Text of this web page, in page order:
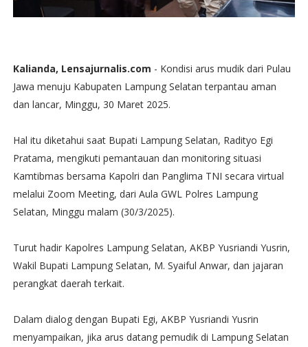
Kalianda, Lensajurnalis.com - Kondisi arus mudik dari Pulau
Jawa menuju Kabupaten Lampung Selatan terpantau aman
dan lancar, Minggu, 30 Maret 2025.
Hal itu diketahui saat Bupati Lampung Selatan, Radityo Egi
Pratama, mengikuti pemantauan dan monitoring situasi
Kamtibmas bersama Kapolri dan Panglima TNI secara virtual
melalui Zoom Meeting, dari Aula GWL Polres Lampung
Selatan, Minggu malam (30/3/2025).
Turut hadir Kapolres Lampung Selatan, AKBP Yusriandi Yusrin,
Wakil Bupati Lampung Selatan, M. Syaiful Anwar, dan jajaran
perangkat daerah terkait.
Dalam dialog dengan Bupati Egi, AKBP Yusriandi Yusrin
menyampaikan, jika arus datang pemudik di Lampung Selatan